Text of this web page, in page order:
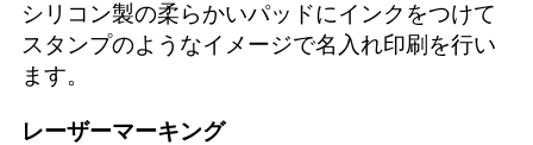
シリコン製の柔らかいパッドにインクをつけて
スタンプのようなイメージで名入れ印刷を行い
ます。
レーザーマーキング